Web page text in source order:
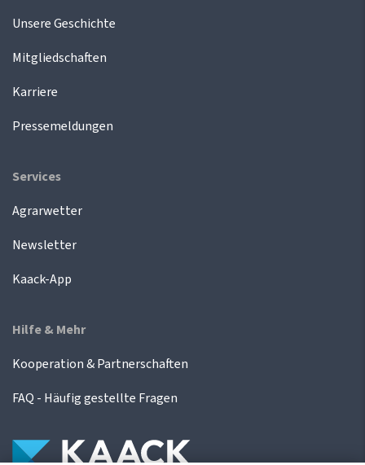
Unsere Geschichte
Mitgliedschaften
Karriere
Pressemeldungen
Services
Agrarwetter
Newsletter
Kaack-App
Hilfe & Mehr
Kooperation & Partnerschaften
FAQ - Häufig gestellte Fragen